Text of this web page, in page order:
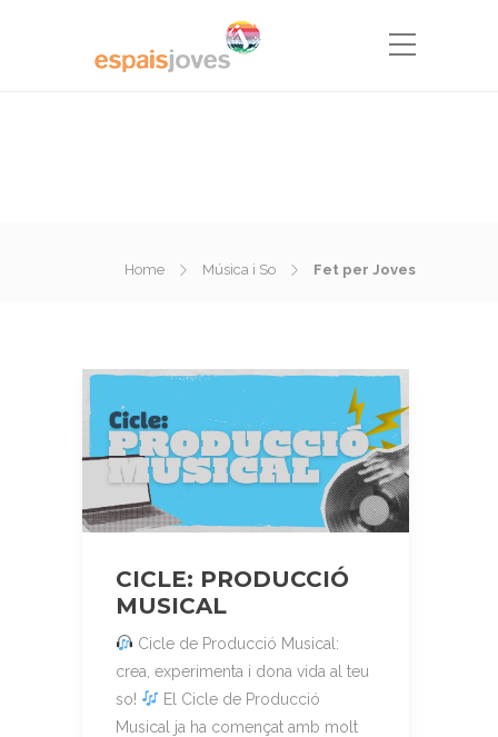
Home Música i So Fet per Joves
CICLE: PRODUCCIÓ
MUSICAL
Cicle de Producció Musical:
crea, experimenta i dona vida al teu
so!
El Cicle de Producció
Musical ja ha començat amb molt